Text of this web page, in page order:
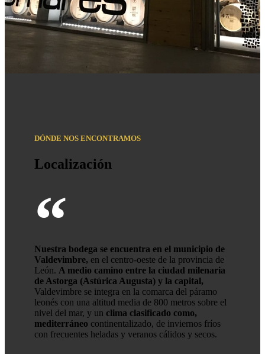
DÓNDE NOS ENCONTRAMOS
Localización
“
Nuestra bodega se encuentra en el municipio de
Valdevimbre, en el centro-oeste de la provincia de
León. A medio camino entre la ciudad milenaria
de Astorga (Astúrica Augusta) y la capital,
Valdevimbre se integra en la comarca del páramo
leonés con una altitud media de 800 metros sobre el
nivel del mar, y un clima clasificado como,
mediterráneo continentalizado, de inviernos fríos
con frecuentes heladas y veranos cálidos y secos.